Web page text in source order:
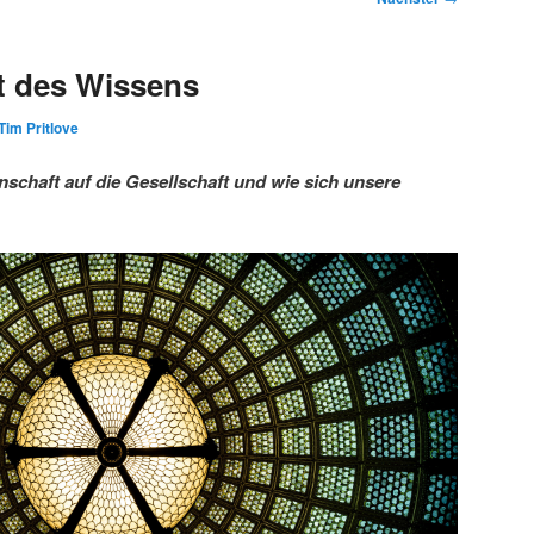
des Wissens
Pritlove
auf die Gesellschaft und wie sich unsere